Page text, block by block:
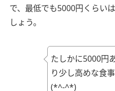
で、最低でも5000円くらい
しょう。
たしかに5000円
り少し高めな食
(*^-^*)